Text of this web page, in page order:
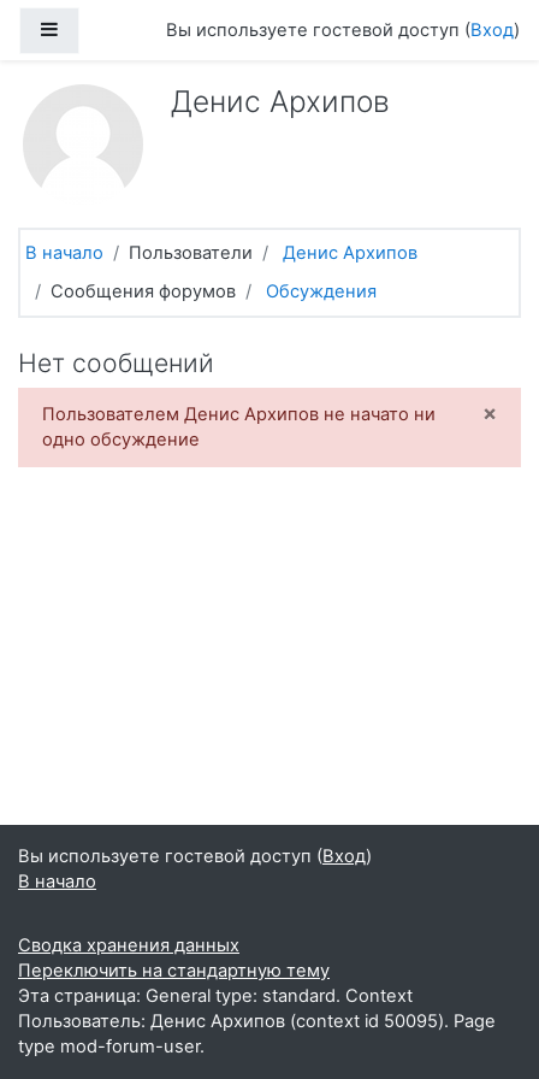
Боковая панельВы используете гостевой доступ (Вход)
Денис Архипов
В начало Пользователи
Денис Архипов
Сообщения форумов
Обсуждения
Нет сообщений
×
Пользователем Денис Архипов не начато ни
одно обсуждение
Вы используете гостевой доступ (Вход)
В начало
Сводка хранения данных
Переключить на стандартную тему
Эта страница: General type: standard. Context
Пользователь: Денис Архипов (context id 50095). Page
type mod-forum-user.